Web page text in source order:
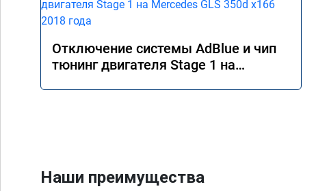
Отключение системы AdBlue и чип
тюнинг двигателя Stage 1 на
Наши преимущества